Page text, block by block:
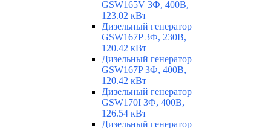
GSW165V 3Ф, 400В,
123.02 кВт
Дизельный генератор
GSW167P 3Ф, 230В,
120.42 кВт
Дизельный генератор
GSW167P 3Ф, 400В,
120.42 кВт
Дизельный генератор
GSW170I 3Ф, 400В,
126.54 кВт
Дизельный генератор